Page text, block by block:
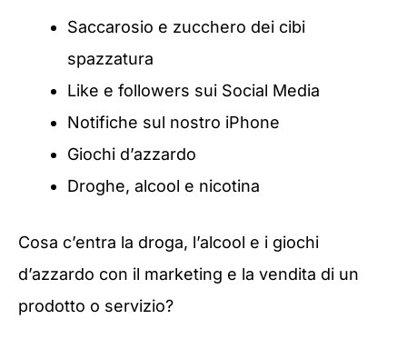
Saccarosio e zucchero dei cibi
spazzatura
Like e followers sui Social Media
Notifiche sul nostro iPhone
Giochi d’azzardo
Droghe, alcool e nicotina
Cosa c’entra la droga, l’alcool e i giochi
d’azzardo con il marketing e la vendita di un
prodotto o servizio?